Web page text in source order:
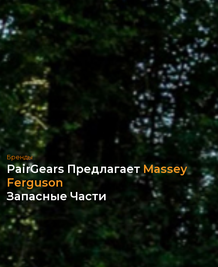
Бренды
PairGears ПредлагаетMassey
Ferguson
Запасные Части